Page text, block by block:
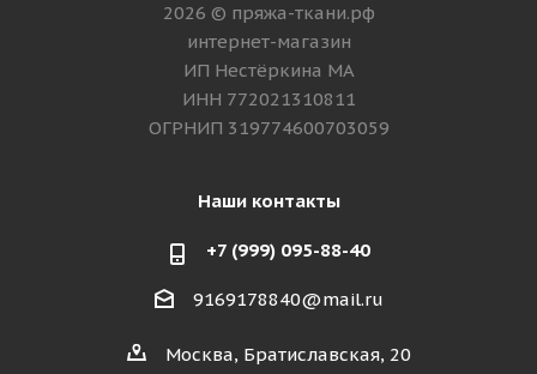
2026 © пряжа-ткани.рф
интернет-магазин
ИП Нестёркина МА
ИНН 772021310811
ОГРНИП 319774600703059
Наши контакты
+7 (999) 095-88-40
9169178840@mail.ru
Москва, Братиславская, 20